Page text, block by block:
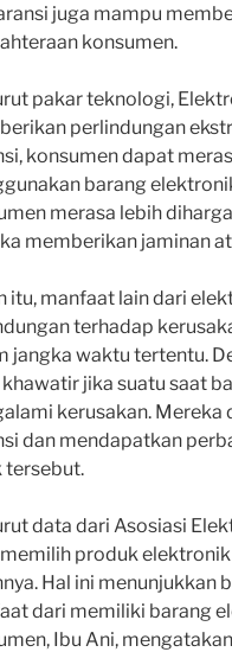
juga mampu
konsumen.
pakar teknologi,
perlindungan
konsumen dapat
barang
merasa lebih
memberikan jaminan
itu, manfaat lain dari
terhadap
jangka waktu tertentu.
jika suatu saat
kerusakan.
dan mendapatkan
tersebut.
data dari Asosiasi
produk
Hal ini menunjukkan
dari memiliki barang
Ibu Ani,